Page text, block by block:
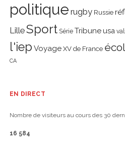
politique rugby Russie
LilleSport Série Tribune usa
l'iep Voyage XV de France
CA
EN DIRECT
Nombre de visiteurs au cours des 30
16 584